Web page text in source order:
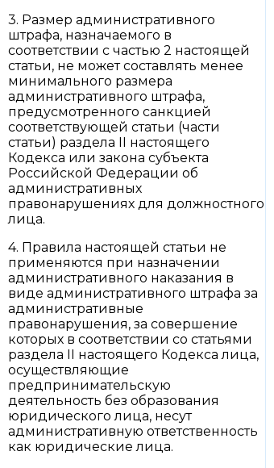
3. Размер административного
штрафа, назначаемого в
соответствии с частью 2 настоящей
статьи, не может составлять менее
минимального размера
административного штрафа,
предусмотренного санкцией
соответствующей статьи (части
статьи) раздела II настоящего
Кодекса или закона субъекта
Российской Федерации об
административных
правонарушениях для должностного
лица.
4. Правила настоящей статьи не
применяются при назначении
административного наказания в
виде административного штрафа за
административные
правонарушения, за совершение
которых в соответствии со статьями
раздела II настоящего Кодекса лица,
осуществляющие
предпринимательскую
деятельность без образования
юридического лица, несут
административную ответственность
как юридические лица.